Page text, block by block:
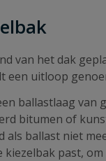
van het dak
een uitloop
ballastlaag
bitumen of
ballast niet
past,